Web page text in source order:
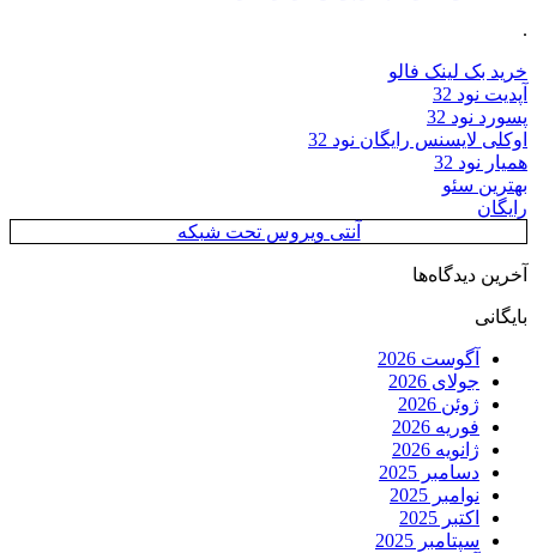
.
خرید بک لینک فالو
آپدیت نود 32
پسورد نود 32
اوکلی لایسنس رایگان نود 32
همیار نود 32
بهترین سئو
رایگان
آنتی ویروس تحت شبکه
آخرین دیدگاه‌ها
بایگانی
آگوست 2026
جولای 2026
ژوئن 2026
فوریه 2026
ژانویه 2026
دسامبر 2025
نوامبر 2025
اکتبر 2025
سپتامبر 2025